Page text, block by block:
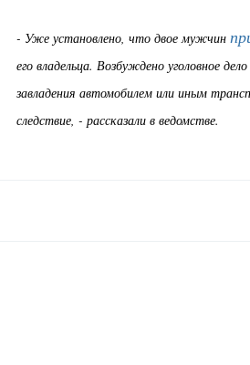
- Уже установлено, что двое мужчин
его владельца. Возбуждено уголовное
завладения автомобилем или иным
следствие, - рассказали в ведомстве.